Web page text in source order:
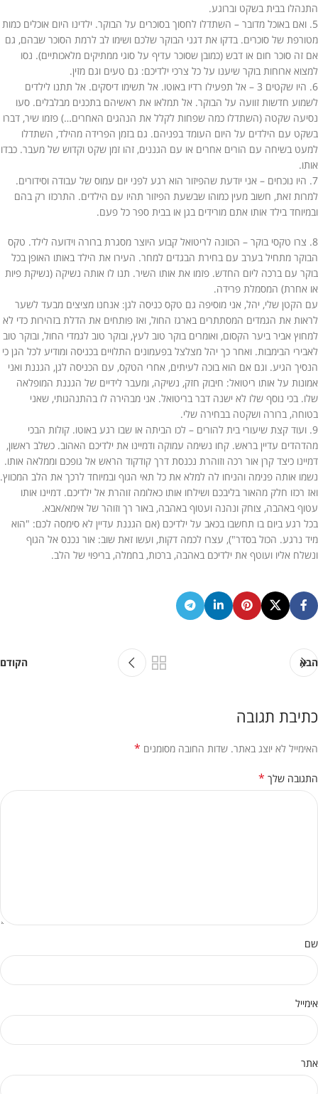
התנהלו בבית בשקט וברוגע.
5. ואם באוכל מדובר – השתדלו לחסוך בסוכרים על הבוקר. ילדינו היום אוכלים כמות
מטורפת של סוכרים. בדקו את דגני הבוקר שלכם ושימו לב לרמת הסוכר שבהם, גם
אם זה סוכר חום או דבש (כמובן שסוכר עדיף על סוגי ממתיקים מלאכותיים). נסו
למצוא ארוחות בוקר שיענו על כל צרכי ילדיכם: גם טעים וגם מזין.
6. היו שקטים 3 – אל תפעילו רדיו באוטו. אל תשימו דיסקים. אל תתנו לילדים
לשמוע חדשות זוועה על הבוקר. אל תמלאו את ראשיהם בתכנים מבלבלים. סעו
נסיעה שקטה (השתדלו כמה שפחות לקלל את הנהגים האחרים…) פזמו שיר, דברו
בשקט עם הילדים על היום העומד בפניהם. גם בזמן הפרידה מהילד, השתדלו
למעט בשיחה עם הורים אחרים או עם הגננים, זהו זמן שקט וקדוש של מעבר. כבדו
אותו.
7. היו נוכחים – אני יודעת שהפיזור הוא רגע לפני יום עמוס של עבודה וסידורים.
למרות זאת, חשוב מעין כמוהו שבשעת הפיזור תהיו עם הילדים. התרכזו רק בהם
ובמיוחד בילד אותו אתם מורידים בגן או בבית ספר כל פעם.
8. צרו טקסי בוקר – הכוונה לריטואל קבוע היוצר מסגרת ברורה וידועה לילד. טקס
הבוקר מתחיל בערב עם בחירת הבגדים למחר. העירו את הילד באותו האופן בכל
בוקר עם ברכה ליום החדש. פזמו את אותו השיר. תנו לו אותה נשיקה (נשיקת פיות
או אחרת) המסמלת פרידה.
עם הקטן שלי, יהל, אני מוסיפה גם טקס כניסה לגן: אנחנו מציצים מבעד לשער
לראות את הגמדים המסתתרים בארגז החול, ואז פותחים את הדלת בזהירות כדי לא
למחוץ אביר ביער הקסום, ואומרים בוקר טוב לעץ, ובוקר טוב לגמדי החול, ובוקר טוב
לאבירי הבימבות. ואחר כך יהל מצלצל בפעמונים התלויים בכניסה ומודיע לכל הגן כי
הנסיך הגיע. וגם אם הוא בוכה לעיתים, אחרי הטקס, עם הכניסה לגן, הגננת ואני
אמונות על אותו ריטואל: חיבוק חזק, נשיקה, ומעבר לידיים של הגננת המופלאה
שלו. בכי נוסף שלו לא ישנה דבר בריטואל. אני מבהירה לו בהתנהגותי, שאני
בטוחה, ברורה ושקטה בבחירה שלי.
9. ועוד קצת שיעורי בית להורים – לכו הביתה או שבו רגע באוטו. קולות הבכי
מהדהדים עדיין בראש. קחו נשימה עמוקה ודמיינו את ילדיכם האהוב. כשלב ראשון,
דמיינו כיצד קרן אור רכה וזוהרת נכנסת דרך קודקוד הראש אל גופכם וממלאה אותו.
נשמו אותה פנימה והניחו לה למלא את כל תאי הגוף ובמיוחד לרכך את הלב המכווץ.
ואז רכזו חלק מהאור בליבכם ושילחו אותו כאלומה זוהרת אל ילדיכם. דמיינו אותו
עטוף באהבה, צוחק ונהנה ועטוף באהבה, באור רך וזוהר של אימא/אבא.
בכל רגע ביום בו תחשבו בכאב על ילדיכם (אם הגננת עדיין לא סימסה לכם: "הוא
מיד נרגע. הכול בסדר"), עצרו לכמה דקות, ועשו זאת שוב: אור נכנס אל הגוף
ונשלח אליו ועוטף את ילדיכם באהבה, ברכות, בחמלה, בריפוי של הלב.
הבא הקודם
כתיבת תגובה
האימייל לא יוצג באתר. שדות החובה מסומנים *
התגובה שלך *
שם
אימייל
אתר